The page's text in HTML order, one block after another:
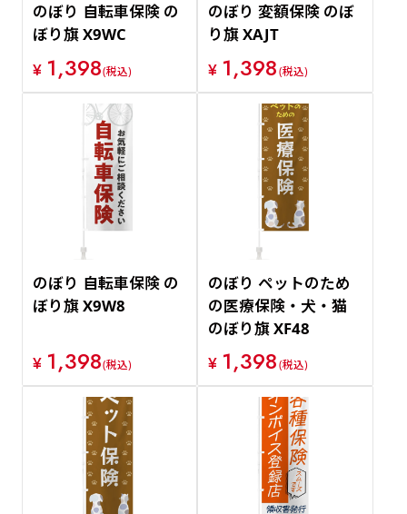
のぼり 自転車保険 の
ぼり旗 X9WC
¥ 1,398(税込)
のぼり 変額保険 のぼ
り旗 XAJT
¥ 1,398(税込)
のぼり 自転車保険 の
ぼり旗 X9W8
¥ 1,398(税込)
のぼり ペットのため
の医療保険・犬・猫
のぼり旗 XF48
¥ 1,398(税込)